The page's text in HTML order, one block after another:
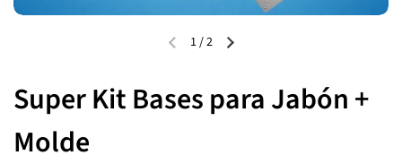
1/2
Super Kit Bases para Jabón +
Molde